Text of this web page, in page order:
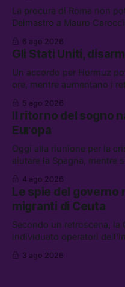
La procura di Roma non
Delmastro a Mauro
attacchi in Libano, il
flessibilità in armi e
abbandonata
6 ago 2026
Gli Stati Uniti,
Un accordo per Hormuz
ore, mentre aumentano i
chi aspetta i dispersi di
diluiti, e quanti attivisti anti
5 ago 2026
Il ritorno del sogno
Europa
Oggi alla riunione per la
aiutare la Spagna, mentre
spontanei a Gaza, un
sole per raccogliere
4 ago 2026
Le spie del governo
migranti di Ceuta
Secondo un retroscena, la
individuato operatori
hanno ucciso 19 persone
3 ago 2026